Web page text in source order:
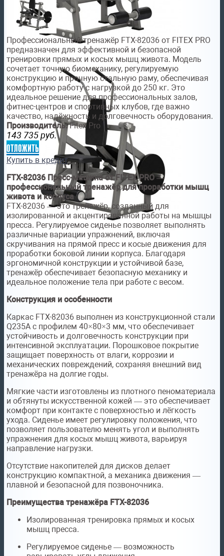
Профессиональный тренажёр FTX-82036 от FITEX PRO
предназначен для эффективной и безопасной
тренировки прямых и косых мышц живота. Модель
сочетает точную биомеханику, регулируемую
конструкцию и прочную стальную раму, обеспечивая
комфортную работу с нагрузкой до 250 кг. Это
идеальное решение для профессиональных залов,
фитнес-центров и спортивных клубов, где важно
качество, надёжность и долговечность оборудования.
Производитель:Fitex Pro
143 735 руб.
отложить
Купить в кредит
FTX-82036 Пресс-машина от FITEX PRO —
профессиональный тренажёр для проработки мышц
живота и корпуса
FTX-82036 — это тренажёр, созданный для
изолированной и акцентированной работы на мышцы
пресса. Регулируемое сиденье позволяет выполнять
различные вариации упражнений, включая
скручивания на прямой пресс и косые движения для
проработки боковой линии корпуса. Благодаря
эргономичной конструкции и устойчивой базе,
тренажёр обеспечивает безопасную механику и
идеальное положение тела при работе с весом.
Конструкция и особенности
Каркас FTX-82036 выполнен из конструкционной стали
Q235A с профилем 40×80×3 мм, что обеспечивает
устойчивость и долговечность конструкции при
интенсивной эксплуатации. Порошковое покрытие
защищает поверхность от влаги, коррозии и
механических повреждений, сохраняя внешний вид
тренажёра на долгие годы.
Мягкие части изготовлены из плотного пеноматериала
и обтянуты искусственной кожей — это обеспечивает
комфорт при контакте с поверхностью и лёгкость
ухода. Сиденье имеет регулировку положения, что
позволяет пользователю менять угол и выполнять
упражнения для косых мышц живота, варьируя
направление нагрузки.
Отсутствие накопителей для дисков делает
конструкцию компактной, а механика движения —
плавной и безопасной для позвоночника.
Преимущества тренажёра FTX-82036
Изолированная тренировка прямых и косых
мышц пресса.
Регулируемое сиденье — возможность